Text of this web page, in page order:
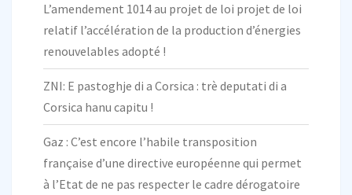
L’amendement 1014 au projet de loi projet de loi
relatif l’accélération de la production d’énergies
renouvelables adopté !
ZNI: E pastoghje di a Corsica : trè deputati di a
Corsica hanu capitu !
Gaz : C’est encore l’habile transposition
française d’une directive européenne qui permet
à l’Etat de ne pas respecter le cadre dérogatoire